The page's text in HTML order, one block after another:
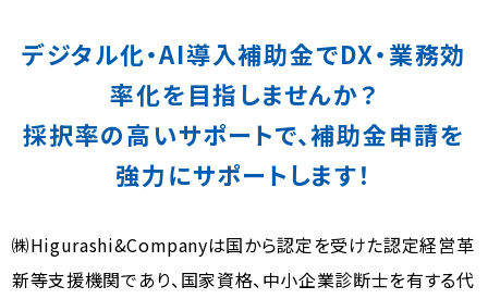
デジタル化・AI導入補助金でDX・業務効
率化を目指しませんか？
採択率の高いサポートで、補助金申請を
強力にサポートします！
㈱Higurashi&Companyは国から認定を受けた認定経営革
新等支援機関であり、国家資格、中小企業診断士を有する代